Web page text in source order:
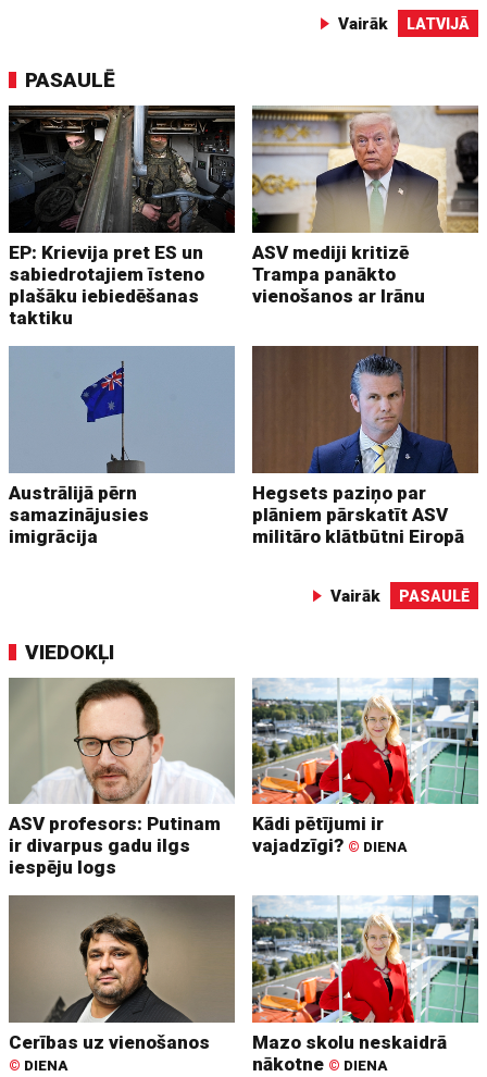
Vairāk LATVIJĀ
PASAULĒ
EP: Krievija pret ES un
sabiedrotajiem īsteno
plašāku iebiedēšanas
taktiku
ASV mediji kritizē
Trampa panākto
vienošanos ar Irānu
Austrālijā pērn
samazinājusies
imigrācija
Hegsets paziņo par
plāniem pārskatīt ASV
militāro klātbūtni Eiropā
Vairāk PASAULĒ
VIEDOKĻI
ASV profesors: Putinam
ir divarpus gadu ilgs
iespēju logs
Kādi pētījumi ir
vajadzīgi? © DIENA
Cerības uz vienošanos
© DIENA
Mazo skolu neskaidrā
nākotne © DIENA